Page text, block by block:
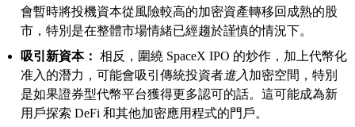
會暫時將投機資本從風險較高的加密資產轉移回成熟的股
市，特別是在整體市場情緒已經趨於謹慎的情況下。
吸引新資本： 相反，圍繞 SpaceX IPO 的炒作，加上代幣化
准入的潛力，可能會吸引傳統投資者進入 加密空間，特別
是如果證券型代幣平台獲得更多認可的話。這可能成為新
用戶探索 DeFi 和其他加密應用程式的門戶。